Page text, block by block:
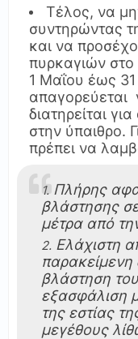
Τέλος, να
συντηρώντας
και να
πυρκαγιών στο
1 Μαΐου έως
απαγορεύεται
διατηρείται
στην ύπαιθρο.
πρέπει να
Πλήρης
βλάστησης
μέτρα από
Ελάχιστη
βλάστηση
εξασφάλιση
της εστίας
μεγέθους